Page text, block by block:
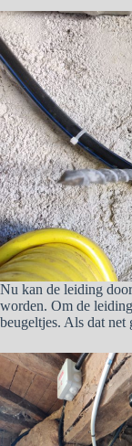
Nu kan de leiding
worden. Om de
beugeltjes. Als dat net